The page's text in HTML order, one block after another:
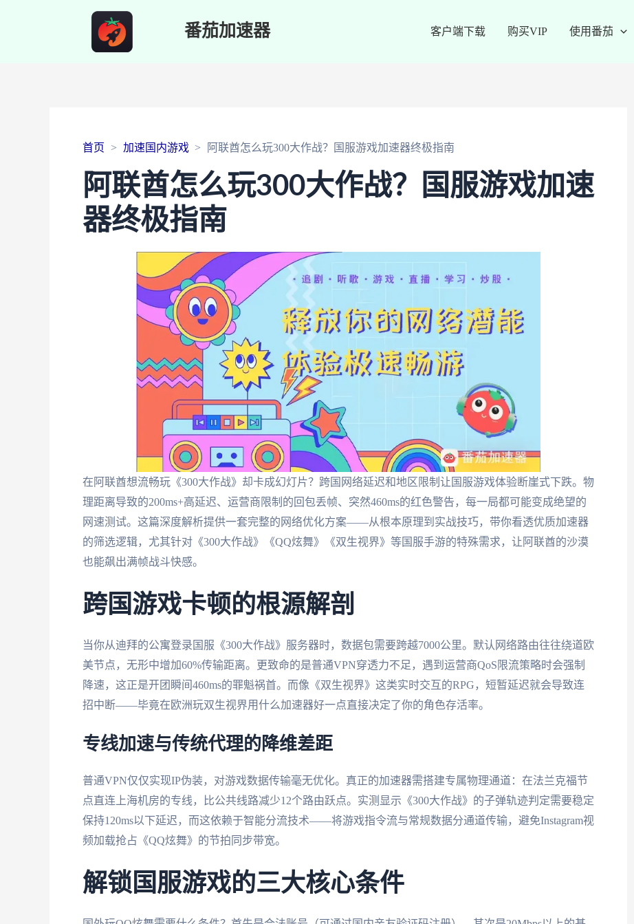
番茄加速器 客户端下载 购买VIP 使用番茄
首页 加速国内游戏 阿联酋怎么玩300大作战？国服游戏加速器终极指南
阿联酋怎么玩300大作战？国服游戏加速
器终极指南
在阿联酋想流畅玩《300大作战》却卡成幻灯片？跨国网络延迟和地区限制让国服游戏体验断崖式下跌。物
理距离导致的200ms+高延迟、运营商限制的回包丢帧、突然460ms的红色警告，每一局都可能变成绝望的
网速测试。这篇深度解析提供一套完整的网络优化方案——从根本原理到实战技巧，带你看透优质加速器
的筛选逻辑，尤其针对《300大作战》《QQ炫舞》《双生视界》等国服手游的特殊需求，让阿联酋的沙漠
也能飙出满帧战斗快感。
跨国游戏卡顿的根源解剖
当你从迪拜的公寓登录国服《300大作战》服务器时，数据包需要跨越7000公里。默认网络路由往往绕道欧
美节点，无形中增加60%传输距离。更致命的是普通VPN穿透力不足，遇到运营商QoS限流策略时会强制
降速，这正是开团瞬间460ms的罪魁祸首。而像《双生视界》这类实时交互的RPG，短暂延迟就会导致连
招中断——毕竟在欧洲玩双生视界用什么加速器好一点直接决定了你的角色存活率。
专线加速与传统代理的降维差距
普通VPN仅仅实现IP伪装，对游戏数据传输毫无优化。真正的加速器需搭建专属物理通道：在法兰克福节
点直连上海机房的专线，比公共线路减少12个路由跃点。实测显示《300大作战》的子弹轨迹判定需要稳定
保持120ms以下延迟，而这依赖于智能分流技术——将游戏指令流与常规数据分通道传输，避免Instagram视
频加载抢占《QQ炫舞》的节拍同步带宽。
解锁国服游戏的三大核心条件